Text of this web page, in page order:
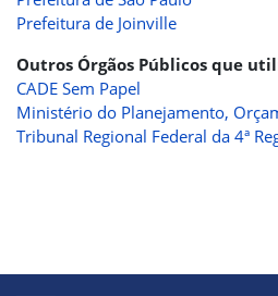
Prefeitura de Joinville
Outros Órgãos Públicos que
CADE Sem Papel
Ministério do Planejamento,
Tribunal Regional Federal da 4ª